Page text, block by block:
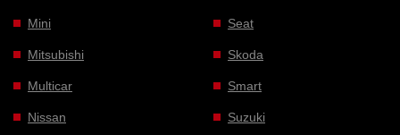
Mini
Mitsubishi
Multicar
Nissan
Seat
Skoda
Smart
Suzuki